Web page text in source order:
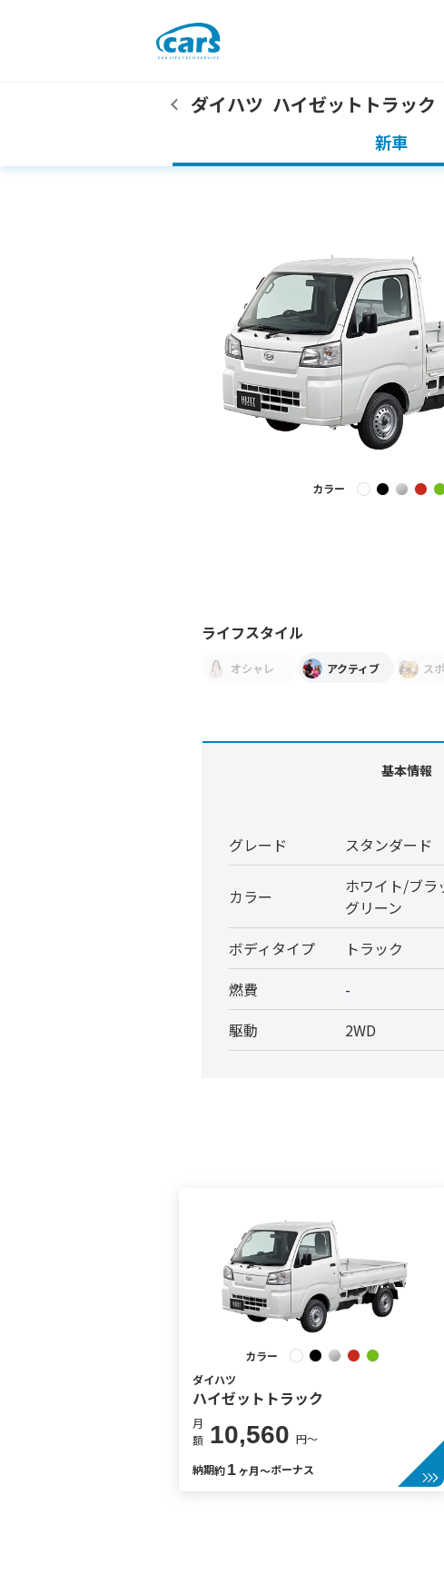
ダイハツ ハイゼットトラック
新車
カラー
ライフスタイル
オシャレ アクティブ ス
基本情報
グレード スタンダード
カラー
ホワイト/ブ
グリーン
ボディタイプ
トラック
燃費
-
駆動
2WD
カラー
ダイハツ
ハイゼットトラック
月
額 10,560 円〜
納期約1ヶ月〜ボーナス